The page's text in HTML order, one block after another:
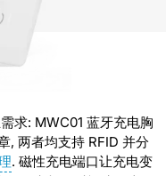
求: MWC01 蓝牙充电胸
, 两者均支持 RFID 并分
. 磁性充电端口让充电变